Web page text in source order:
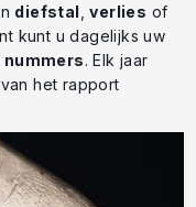
diefstal ,verlies of
kunt u dagelijks uw
nummers. Elk jaar
het rapport